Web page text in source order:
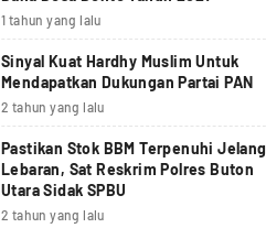
1 tahun yang lalu
Sinyal Kuat Hardhy Muslim Untuk
Mendapatkan Dukungan Partai PAN
2 tahun yang lalu
Pastikan Stok BBM Terpenuhi Jelang
Lebaran, Sat Reskrim Polres Buton
Utara Sidak SPBU
2 tahun yang lalu